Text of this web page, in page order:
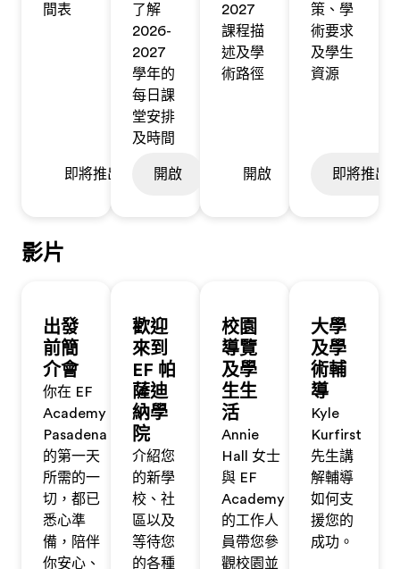
間表
即將推出
了解
2026-
2027
學年的
每日課
堂安排
及時間
開啟
2027
課程描
述及學
術路徑
開啟
策、學
術要求
及學生
資源
即將推出
影片
出發
前簡
介會
你在 EF
Academy
Pasadena
的第一天
所需的一
切，都已
悉心準
備，陪伴
你安心、
歡迎
來到
EF 帕
薩迪
納學
院
介紹您
的新學
校、社
區以及
等待您
的各種
校園
導覽
及學
生生
活
Annie
Hall 女士
與 EF
Academy
的工作人
員帶您參
觀校園並
大學
及學
術輔
導
Kyle
Kurfirst
先生講
解輔導
如何支
援您的
成功。